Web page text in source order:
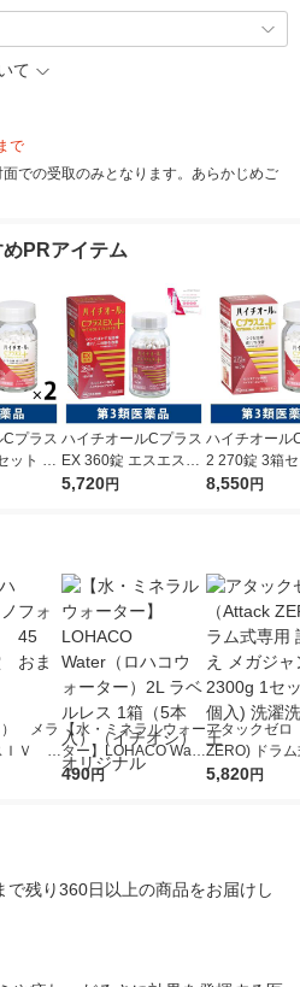
て
で
での受取のみとなります。あらかじめご
PRアイテム
プラス
ット エ
・そ
ハイチオールCプラス
EX 360錠 エスエス製
薬 しみ・そばかす 美
5,720円
ハイチオール
2 270錠 3箱
スエス製薬 し
8,550円
） メラ
ＩＶ 4
まけ
【水・ミネラルウォー
ター】LOHACO Wate
r（ロハコウォータ
490円
アタックゼロ
ZERO) ドラ
詰め替え メガ
5,820円
残り360日以上の商品をお届けし